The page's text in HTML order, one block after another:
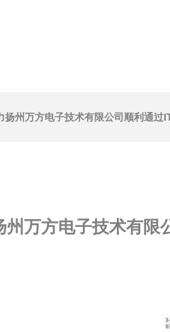
扬州万方电子技术有限公司顺利通过
万方电子技术有